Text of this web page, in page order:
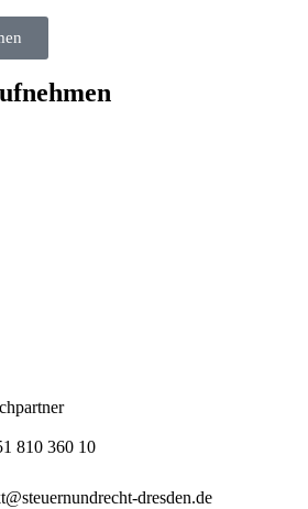
810 360 10
dresden.de